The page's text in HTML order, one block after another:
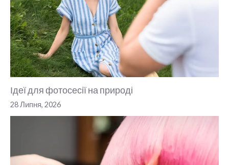
Ідеї для фотосесії на природі
28 Липня, 2026